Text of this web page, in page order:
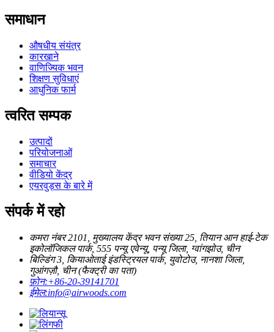
समाधान
औषधीय संयंत्र
कारखाने
वाणिज्यिक भवन
शिक्षण सुविधाएं
आधुनिक फार्म
त्वरित सम्पक
उत्पादों
परियोजनाओं
समाचार
वीडियो केंद्र
एयरवुड्स के बारे में
संपर्क में रहो
कमरा नंबर 2101, मुख्यालय केंद्र भवन संख्या 25, तियान आन हाई-टेक
इकोलॉजिकल पार्क, 555 पन्यू एवेन्यू, पन्यू जिला, ग्वांगझोउ, चीन
बिल्डिंग 3, कियाओताई इंडस्ट्रियल पार्क, युवोटोउ, नानशा जिला,
गुआंगज़ौ, चीन (फैक्ट्री का पता)
फ़ोन:+86-20-39141701
ईमेल:info@airwoods.com